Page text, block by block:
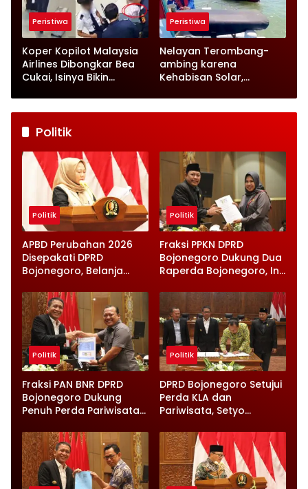
Peristiwa
Koper Kopilot Malaysia
Airlines Dibongkar Bea
Cukai, Isinya Bikin
Peristiwa
Nelayan Terombang-
ambing karena
Kehabisan Solar,
Politik
Politik
APBD Perubahan 2026
Disepakati DPRD
Bojonegoro, Belanja
Infrastruktur Diperkuat
Politik
Fraksi PPKN DPRD
Bojonegoro Dukung Dua
Raperda Bojonegoro, Ini
Disampaikan
Politik
Fraksi PAN BNR DPRD
Bojonegoro Dukung
Penuh Perda Pariwisata
Anak
Politik
DPRD Bojonegoro Setujui
Perda KLA dan
Pariwisata, Setyo
Instruksi